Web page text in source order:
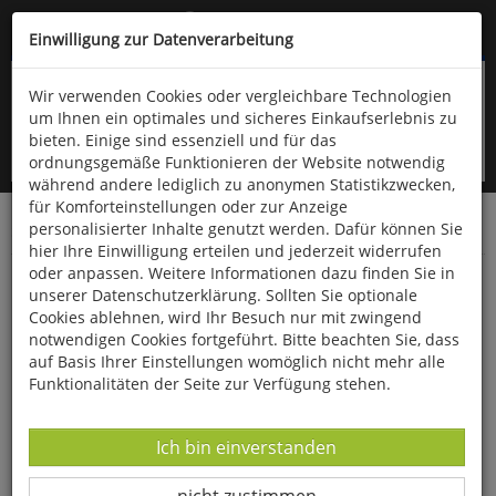
Kompletten Head der Seite überspringen
oder (06766) 9323-960
Startseite Bücher Naturwissenschaften Physik
Computerphysik
Einwilligung zur Datenverarbeitung
Wir verwenden Cookies oder vergleichbare Technologien
um Ihnen ein optimales und sicheres Einkaufserlebnis zu
bieten. Einige sind essenziell und für das
ordnungsgemäße Funktionieren der Website notwendig
während andere lediglich zu anonymen Statistikzwecken,
für Komforteinstellungen oder zur Anzeige
personalisierter Inhalte genutzt werden. Dafür können Sie
hier Ihre Einwilligung erteilen und jederzeit widerrufen
oder anpassen. Weitere Informationen dazu finden Sie in
unserer Datenschutzerklärung. Sollten Sie optionale
Cookies ablehnen, wird Ihr Besuch nur mit zwingend
notwendigen Cookies fortgeführt. Bitte beachten Sie, dass
auf Basis Ihrer Einstellungen womöglich nicht mehr alle
Funktionalitäten der Seite zur Verfügung stehen.
Datenverarbeitung -
Ich bin einverstanden